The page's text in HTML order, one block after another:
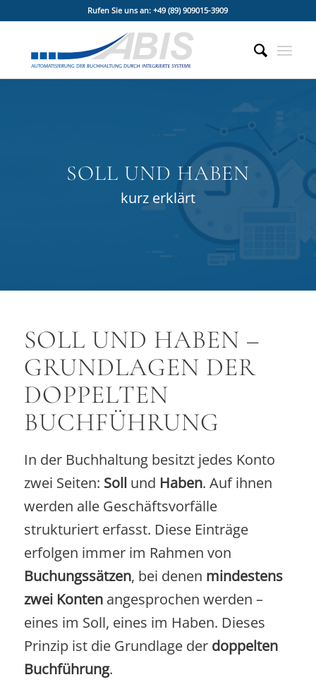
Rufen Sie uns an: +49 (89) 909015-3909
SOLL UND HABEN
kurz erklärt
SOLL UND HABEN –
GRUNDLAGEN DER
DOPPELTEN
BUCHFÜHRUNG
In der Buchhaltung besitzt jedes Konto
zwei Seiten: Sollund Haben. Auf ihnen
werden alle Geschäftsvorfälle
strukturiert erfasst. Diese Einträge
erfolgen immer im Rahmen von
Buchungssätzen, bei denen mindestens
zwei Kontenangesprochen werden –
eines im Soll, eines im Haben. Dieses
Prinzip ist die Grundlage der doppelten
Buchführung.